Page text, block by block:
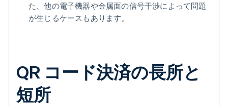
た、他の電子機器や金属面の信号干渉によって問題
が生じるケースもあります。
QR コード決済の長所と
短所